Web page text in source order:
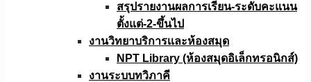
สรุปรายงานผลการเรียน-ระดับคะแนน
ตั้งแต่-2-ขึ้นไป
งานวิทยาบริการเเละห้องสมุด
NPT Library (ห้องสมุดอิเล็กทรอนิกส์)
งานระบบทวิภาคี